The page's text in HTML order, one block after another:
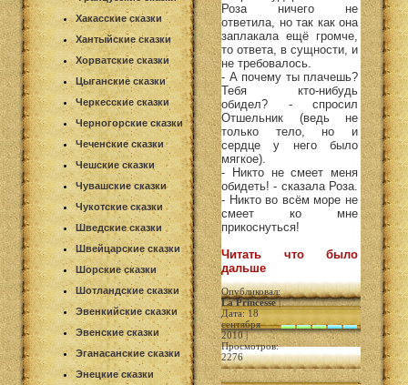
Хакасские сказки
Хантыйские сказки
Хорватские сказки
Цыганские сказки
Черкесские сказки
Черногорские сказки
Чеченские сказки
Чешские сказки
Чувашские сказки
Чукотские сказки
Шведские сказки
Швейцарские сказки
Шорские сказки
Шотландские сказки
Эвенкийские сказки
Эвенские сказки
Эганасанские сказки
Энецкие сказки
Роза ничего не
ответила, но так как она
заплакала ещё громче,
то ответа, в сущности, и
не требовалось.
- А почему ты плачешь?
Тебя кто-нибудь
обидел? - спросил
Отшельник (ведь не
только тело, но и
сердце у него было
мягкое).
- Никто не смеет меня
обидеть! - сказала Роза.
- Никто во всём море не
смеет ко мне
прикоснуться!
Читать что было
дальше
Опубликовал:
La Princesse|
Дата: 18
сентября
2010 |
Просмотров:
2276